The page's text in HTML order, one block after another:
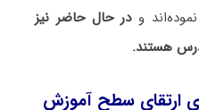
ودر حال حاضر نیز
هستند.
ارتقای سطح آموزش